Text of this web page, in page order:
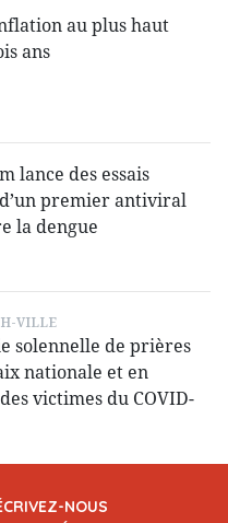
au plus haut
ans
lance des essais
premier antiviral
la dengue
VILLE
solennelle de prières
nationale et en
victimes du COVID-
NOUS